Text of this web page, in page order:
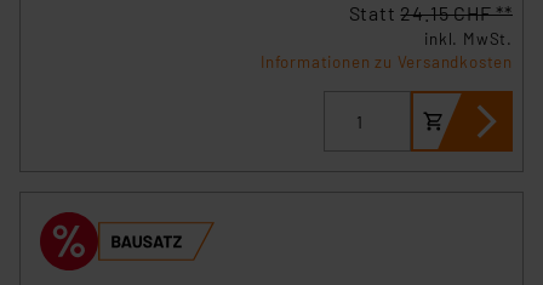
Statt24.15 CHF **
inkl. MwSt.
Informationen zu Versandkosten